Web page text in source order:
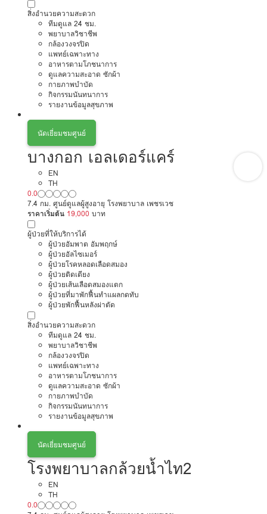
สิ่งอำนวยความสะดวก
ทีมดูแล 24 ชม.
พยาบาลวิชาชีพ
กล้องวงจรปิด
แพทย์เฉพาะทาง
อาหารตามโภชนาการ
ดูแลความสะอาด ซักผ้า
กายภาพบำบัด
กิจกรรมนันทนาการ
รายงานข้อมูลสุขภาพ
นัดเยี่ยมชมศูนย์
บางกอก เอลเดอร์แคร์
EN
TH
0.0
7.4 กม. ศูนย์ดูแลผู้สูงอายุ โรงพยาบาล เพชรเวช
ราคาเริ่มต้น 19,000 บาท
ผู้ป่วยที่ให้บริการได้
ผู้ป่วยอัมพาต อัมพฤกษ์
ผู้ป่วยอัลไซเมอร์
ผู้ป่วยโรคหลอดเลือดสมอง
ผู้ป่วยติดเตียง
ผู้ป่วยเส้นเลือดสมองแตก
ผู้ป่วยที่มาพักฟื้นทำแผลกดทับ
ผู้ป่วยพักฟื้นหลังผ่าตัด
สิ่งอำนวยความสะดวก
ทีมดูแล 24 ชม.
พยาบาลวิชาชีพ
กล้องวงจรปิด
แพทย์เฉพาะทาง
อาหารตามโภชนาการ
ดูแลความสะอาด ซักผ้า
กายภาพบำบัด
กิจกรรมนันทนาการ
รายงานข้อมูลสุขภาพ
นัดเยี่ยมชมศูนย์
โรงพยาบาลกล้วยน้ำไท2
EN
TH
0.0